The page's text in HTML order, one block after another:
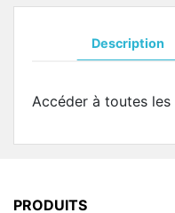
Description
Accéder à toutes les
PRODUITS